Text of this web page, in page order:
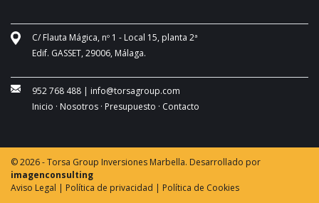
C/ Flauta Mágica, nº 1 - Local 15, planta 2ª
Edif. GASSET, 29006, Málaga.
952 768 488 | info@torsagroup.com
Inicio · Nosotros · Presupuesto · Contacto
© 2026 - Torsa Group Inversiones Marbella. Desarrollado por
imagenconsulting
Aviso Legal | Política de privacidad | Política de Cookies